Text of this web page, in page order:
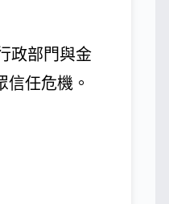
政部門與金
任危機。